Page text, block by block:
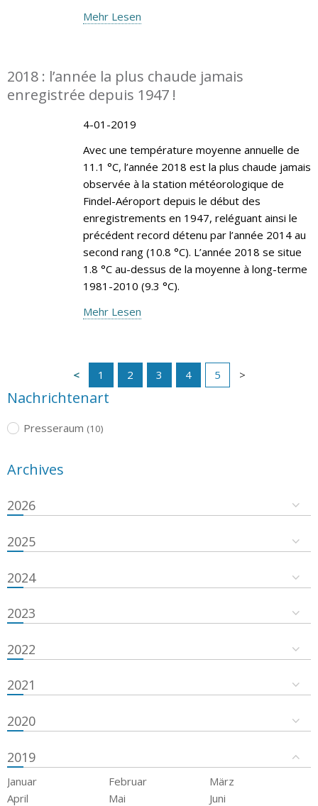
Mehr Lesen
2018 : l’année la plus chaude jamais
enregistrée depuis 1947 !
4-01-2019
Avec une température moyenne annuelle de
11.1 °C, l’année 2018 est la plus chaude jamais
observée à la station météorologique de
Findel-Aéroport depuis le début des
enregistrements en 1947, reléguant ainsi le
précédent record détenu par l’année 2014 au
second rang (10.8 °C). L’année 2018 se situe
1.8 °C au-dessus de la moyenne à long-terme
1981-2010 (9.3 °C).
Mehr Lesen
1 2 3 4 5
Nachrichtenart
Presseraum (10)
Archives
2026
2025
2024
2023
2022
2021
2020
2019
Januar Februar
März
April
Mai
Juni